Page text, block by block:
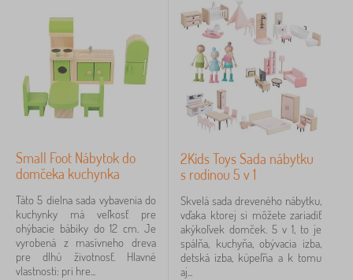
Small Foot Nábytok do
domčeka kuchynka
Táto 5 dielna sada vybavenia do
kuchynky má veľkosť pre
ohýbacie bábiky do 12 cm. Je
vyrobená z masívneho dreva
pre dlhú životnosť. Hlavné
vlastnosti: pri hre...
2Kids Toys Sada nábytku
s rodinou 5 v 1
Skvelá sada dreveného nábytku,
vďaka ktorej si môžete zariadiť
akýkoľvek domček. 5 v 1, to je
spálňa, kuchyňa, obývacia izba,
detská izba, kúpeľňa a k tomu
aj...